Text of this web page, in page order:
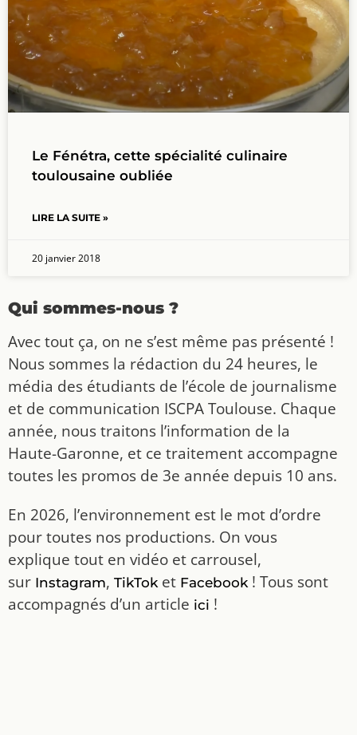
Le Fénétra, cette spécialité culinaire
toulousaine oubliée
LIRE LA SUITE »
20 janvier 2018
Qui sommes-nous ?
Avec tout ça, on ne s’est même pas présenté !
Nous sommes la rédaction du 24 heures, le
média des étudiants de l’école de journalisme
et de communication ISCPA Toulouse. Chaque
année, nous traitons l’information de la
Haute-Garonne, et ce traitement accompagne
toutes les promos de 3e année depuis 10 ans.
En 2026, l’environnement est le mot d’ordre
pour toutes nos productions. On vous
explique tout en vidéo et carrousel,
sur Instagram, TikToket Facebook! Tous sont
accompagnés d’un article ici !